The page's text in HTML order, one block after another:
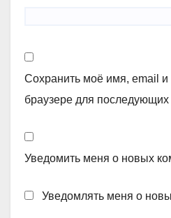
Сохранить моё имя, email и
браузере для
Уведомить меня о новых
Уведомлять меня о